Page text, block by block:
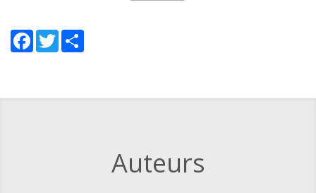
Facebook
Twitter
Auteurs